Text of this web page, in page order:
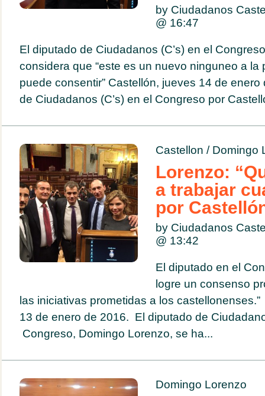
by Ciudadanos
@ 16:47
El diputado de Ciudadanos (C’s) en el
considera que “este es un nuevo ninguneo a la
puede consentir” Castellón, jueves 14 de
de Ciudadanos (C’s) en el Congreso por
Castellon / Domingo
Lorenzo:
a trabajar
por
by Ciudadanos
@ 13:42
El diputado en el
logre un consenso
las iniciativas prometidas a los
13 de enero de 2016. El diputado de
Congreso, Domingo Lorenzo, se ha...
Domingo Lorenzo